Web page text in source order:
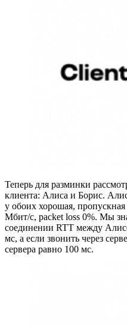
Теперь для разминки
клиента: Алиса и Борис.
у обоих хорошая,
Мбит/с, packet loss 0%. Мы
соединении RTT между
мс, а если звонить через
сервера равно 100 мс.